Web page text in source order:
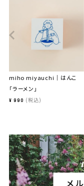
miho miyauchi｜はんこ
「ラーメン」
¥ 990 税込